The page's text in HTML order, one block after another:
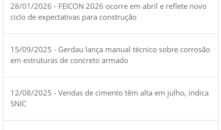
28/01/2026 - FEICON 2026 ocorre em abril e reflete novo
ciclo de expectativas para construção
15/09/2025 - Gerdau lança manual técnico sobre corrosão
em estruturas de concreto armado
12/08/2025 - Vendas de cimento têm alta em julho, indica
SNIC